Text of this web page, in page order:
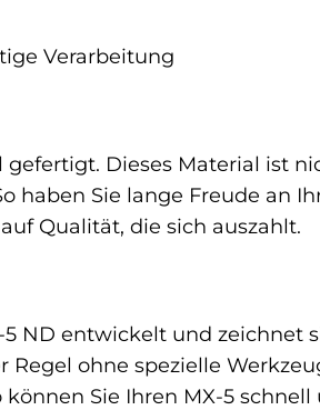
Verarbeitung
Dieses Material ist
haben Sie lange Freude an
Qualität, die sich auszahlt.
ND entwickelt und zeichnet
ohne spezielle
Sie Ihren MX-5 schnell